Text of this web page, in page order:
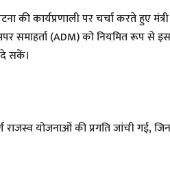
कार्यप्रणाली पर चर्चा करते हुए
समाहर्ता (ADM) को नियमित रूप से
सकें।
राजस्व योजनाओं की प्रगति जांची गई,